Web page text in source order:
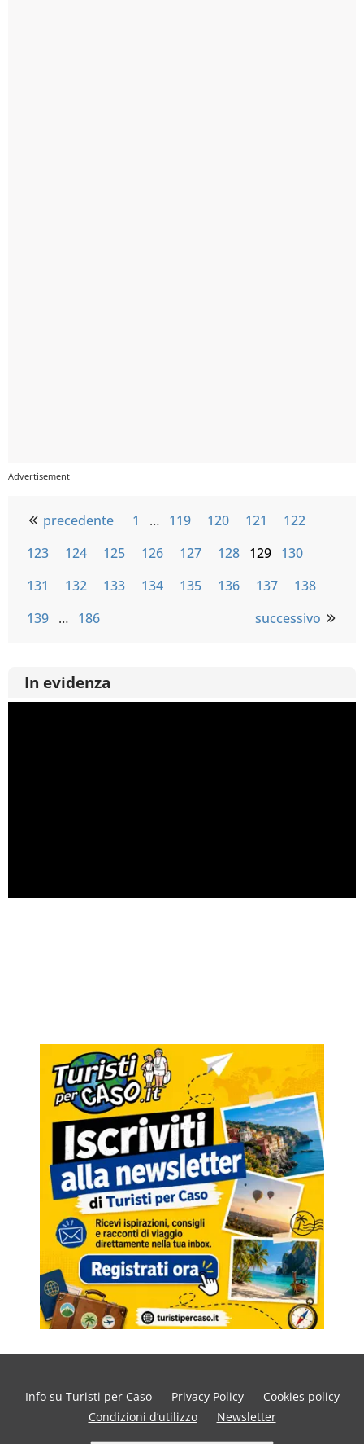
precedente 1 … 119 120 121
122
123
124 125 126 127 128 129 130
131
132 133 134 135 136 137
138
139 … 186 successivo
In evidenza
Info su Turisti per Caso Privacy Policy
Cookies policy
Condizioni d’utilizzo
Newsletter